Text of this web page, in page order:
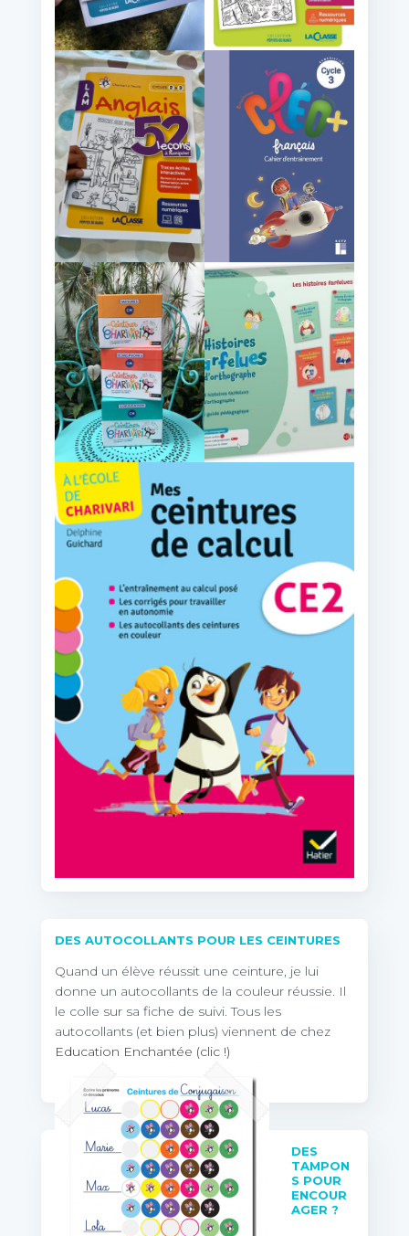
DES AUTOCOLLANTS POUR LES CEINTURES
Quand un élève réussit une ceinture, je lui
donne un autocollants de la couleur réussie. Il
le colle sur sa fiche de suivi. Tous les
autocollants (et bien plus) viennent de chez
Education Enchantée (clic !)
DES
TAMPON
S POUR
ENCOUR
AGER ?